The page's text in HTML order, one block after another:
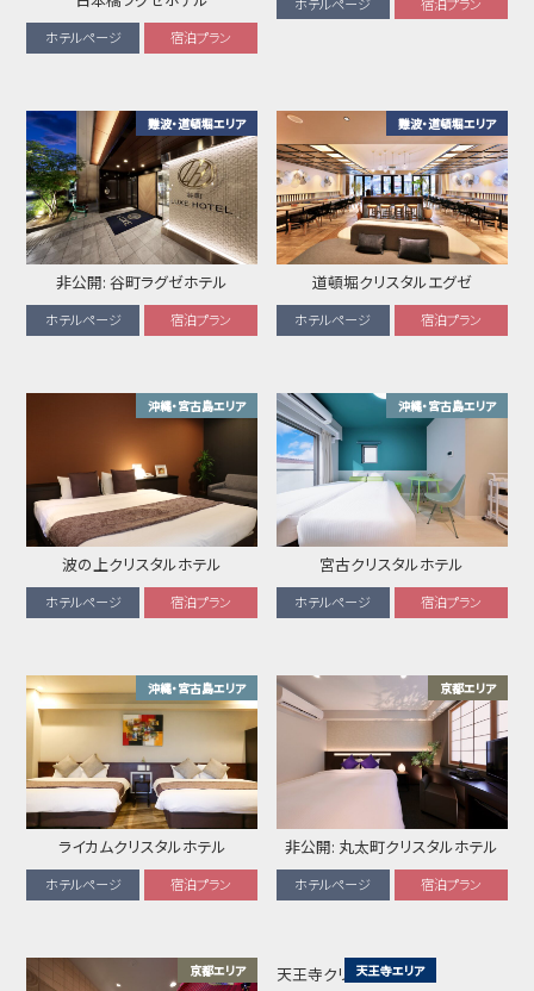
ホテルページ 宿泊プラン
非公開: 谷町ラグゼホテル
難波・道頓堀エリア
ホテルページ 宿泊プラン
道頓堀クリスタルエグゼ
難波・道頓堀エリア
ホテルページ 宿泊プラン
波の上クリスタルホテル
沖縄・宮古島エリア
ホテルページ 宿泊プラン
宮古クリスタルホテル
沖縄・宮古島エリア
ホテルページ 宿泊プラン
ライカムクリスタルホテル
沖縄・宮古島エリア
ホテルページ 宿泊プラン
非公開: 丸太町クリスタルホテル
京都エリア
ホテルページ 宿泊プラン
京都エリア 天王寺クリスタルホテル
天王寺エリア